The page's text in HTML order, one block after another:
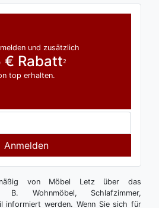
und zusätzlich
€ Rabatt2
top erhalten.
Anmelden
von Möbel Letz über das
B. Wohnmöbel, Schlafzimmer,
informiert werden. Wenn Sie sich für